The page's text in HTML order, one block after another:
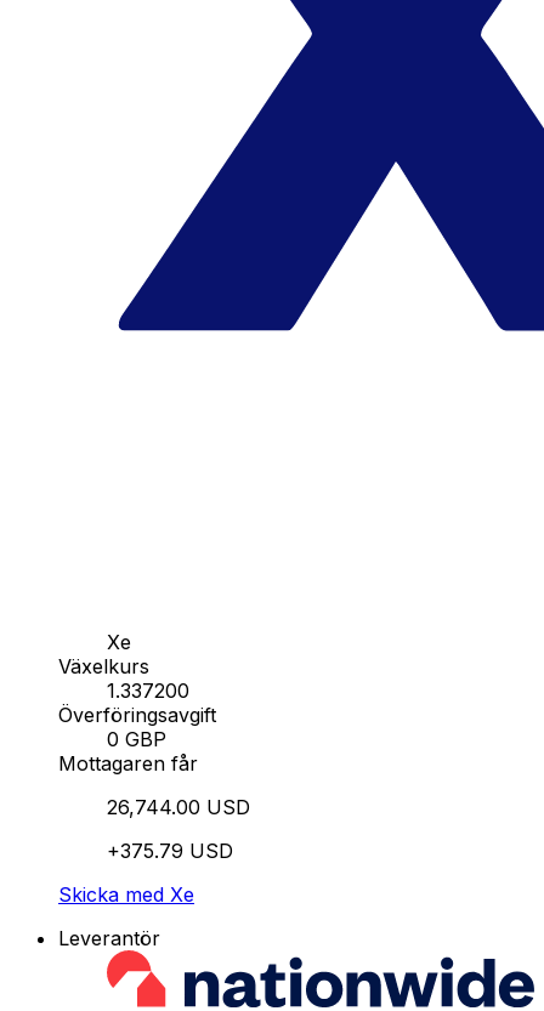
Xe
Växelkurs
1.337200
Överföringsavgift
0 GBP
Mottagaren får
26,744.00 USD
+375.79 USD
Skicka med Xe
Leverantör